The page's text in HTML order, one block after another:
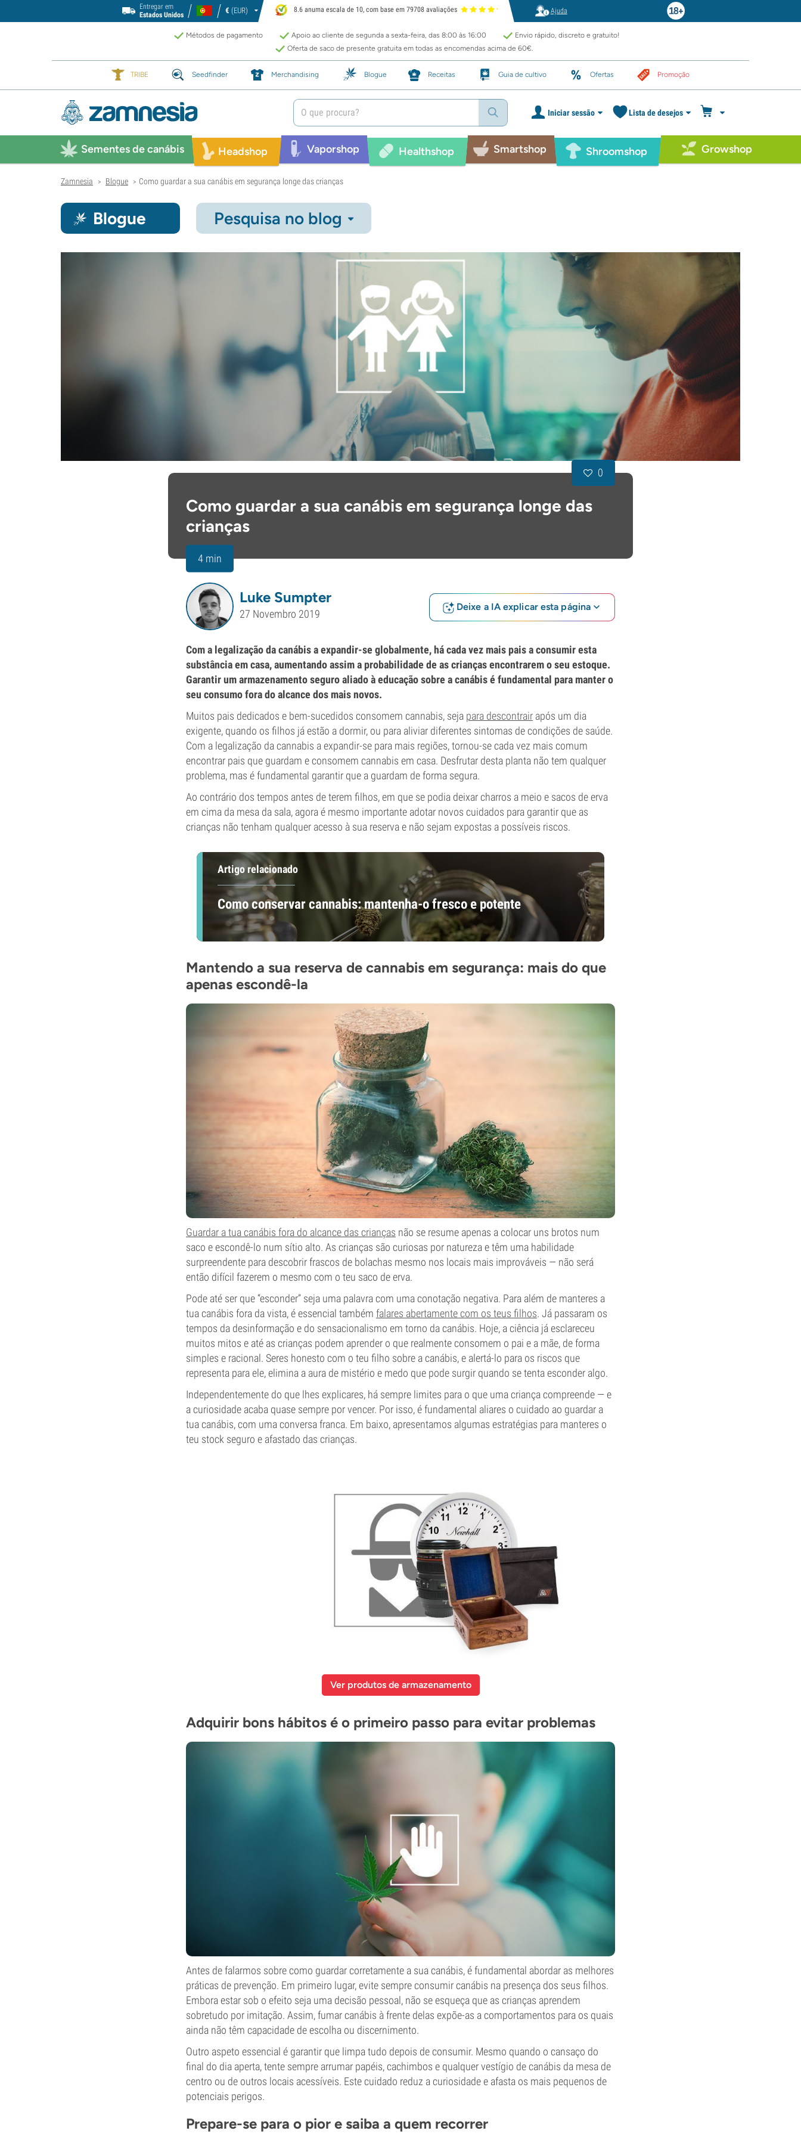
Entregar em
Estados Unidos
€ (EUR) 8.6 anuma escala de 10, com base em 79708 avaliações Ajuda
Métodos de pagamento Apoio ao cliente de segunda a sexta-feira, das 8:00 às 16:00
Envio rápido, discreto e gratuito!
Oferta de saco de presente gratuita em todas as encomendas acima de 60€.
TRIBE Seedfinder Merchandising Blogue Receitas Guia de cultivo Ofertas Promoção
Iniciar sessão Lista de desejos
Sementes de canábis Headshop Vaporshop Healthshop Smartshop Shroomshop Growshop
Zamnesia > Blogue > Como guardar a sua canábis em segurança longe das crianças
Blogue Pesquisa no blog
Como guardar a sua canábis em segurança longe das
crianças
4 min
0
Luke Sumpter
27 Novembro 2019
Deixe a IA explicar esta página
Com a legalização da canábis a expandir-se globalmente, há cada vez mais pais a consumir esta
substância em casa, aumentando assim a probabilidade de as crianças encontrarem o seu estoque.
Garantir um armazenamento seguro aliado à educação sobre a canábis é fundamental para manter o
seu consumo fora do alcance dos mais novos.
Muitos pais dedicados e bem-sucedidos consomem cannabis, seja para descontrair após um dia
exigente, quando os filhos já estão a dormir, ou para aliviar diferentes sintomas de condições de saúde.
Com a legalização da cannabis a expandir-se para mais regiões, tornou-se cada vez mais comum
encontrar pais que guardam e consomem cannabis em casa. Desfrutar desta planta não tem qualquer
problema, mas é fundamental garantir que a guardam de forma segura.
Ao contrário dos tempos antes de terem filhos, em que se podia deixar charros a meio e sacos de erva
em cima da mesa da sala, agora é mesmo importante adotar novos cuidados para garantir que as
crianças não tenham qualquer acesso à sua reserva e não sejam expostas a possíveis riscos.
Artigo relacionado
Como conservar cannabis: mantenha-o fresco e potente
Mantendo a sua reserva de cannabis em segurança: mais do que
apenas escondê-la
Guardar a tua canábis fora do alcance das crianças não se resume apenas a colocar uns brotos num
saco e escondê-lo num sítio alto. As crianças são curiosas por natureza e têm uma habilidade
surpreendente para descobrir frascos de bolachas mesmo nos locais mais improváveis — não será
então difícil fazerem o mesmo com o teu saco de erva.
Pode até ser que “esconder” seja uma palavra com uma conotação negativa. Para além de manteres a
tua canábis fora da vista, é essencial também falares abertamente com os teus filhos. Já passaram os
tempos da desinformação e do sensacionalismo em torno da canábis. Hoje, a ciência já esclareceu
muitos mitos e até as crianças podem aprender o que realmente consomem o pai e a mãe, de forma
simples e racional. Seres honesto com o teu filho sobre a canábis, e alertá-lo para os riscos que
representa para ele, elimina a aura de mistério e medo que pode surgir quando se tenta esconder algo.
Independentemente do que lhes explicares, há sempre limites para o que uma criança compreende — e
a curiosidade acaba quase sempre por vencer. Por isso, é fundamental aliares o cuidado ao guardar a
tua canábis, com uma conversa franca. Em baixo, apresentamos algumas estratégias para manteres o
teu stock seguro e afastado das crianças.
Ver produtos de armazenamento
Adquirir bons hábitos é o primeiro passo para evitar problemas
Antes de falarmos sobre como guardar corretamente a sua canábis, é fundamental abordar as melhores
práticas de prevenção. Em primeiro lugar, evite sempre consumir canábis na presença dos seus filhos.
Embora estar sob o efeito seja uma decisão pessoal, não se esqueça que as crianças aprendem
sobretudo por imitação. Assim, fumar canábis à frente delas expõe-as a comportamentos para os quais
ainda não têm capacidade de escolha ou discernimento.
Outro aspeto essencial é garantir que limpa tudo depois de consumir. Mesmo quando o cansaço do
final do dia aperta, tente sempre arrumar papéis, cachimbos e qualquer vestígio de canábis da mesa de
centro ou de outros locais acessíveis. Este cuidado reduz a curiosidade e afasta os mais pequenos de
potenciais perigos.
Prepare-se para o pior e saiba a quem recorrer